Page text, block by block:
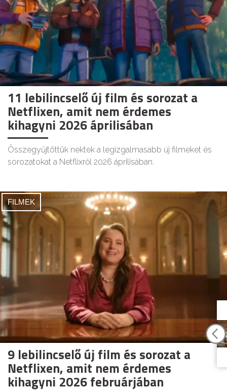
11 lebilincselő új film és sorozat a
Netflixen, amit nem érdemes
kihagyni 2026 áprilisában
Összegyűjtöttük nektek a legizgalmasabb új filmeket és
sorozatokat a Netflixről 2026 áprilisában.
FILMEK
9 lebilincselő új film és sorozat a
Netflixen, amit nem érdemes
kihagyni 2026 februárjában